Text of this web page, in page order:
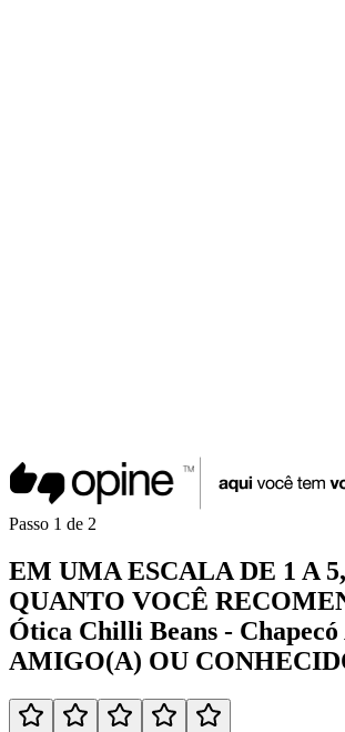
Passo 1 de 2
EM UMA ESCALA DE 1 A 5
QUANTO VOCÊ
Ótica Chilli Beans - Chapecó
AMIGO(A) OU